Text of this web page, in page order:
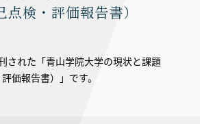
点検・評価報告書）
された「青山学院大学の現状と課題
価報告書）」です。